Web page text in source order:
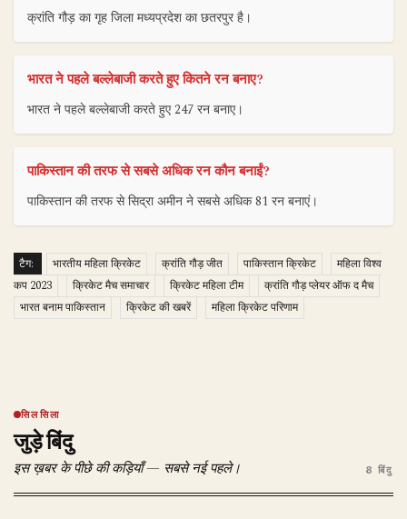
क्रांति गौड़ का गृह जिला मध्यप्रदेश का छतरपुर है।
भारत ने पहले बल्लेबाजी करते हुए कितने रन बनाए?
भारत ने पहले बल्लेबाजी करते हुए 247 रन बनाए।
पाकिस्तान की तरफ से सबसे अधिक रन कौन बनाईं?
पाकिस्तान की तरफ से सिद्रा अमीन ने सबसे अधिक 81 रन बनाएं।
टैग: भारतीय महिला क्रिकेट क्रांति गौड़ जीत पाकिस्तान क्रिकेट
महिला विश्व
कप 2023
क्रिकेट मैच समाचार क्रिकेट महिला टीम
क्रांति गौड़ प्लेयर ऑफ द मैच
भारत बनाम पाकिस्तान
क्रिकेट की खबरें महिला क्रिकेट परिणाम
सिलसिला
जुड़े बिंदु
इस ख़बर के पीछे की कड़ियाँ — सबसे नई पहले। 8 बिंदु